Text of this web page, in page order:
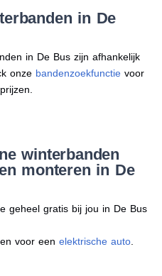
in De
in De Bus zijn afhankelijk
onze bandenzoekfunctievoor
winterbanden
monteren in De
geheel gratis bij jou in De Bus
voor een elektrische auto.